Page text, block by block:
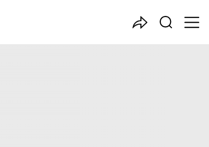
中国产业咨询领导者